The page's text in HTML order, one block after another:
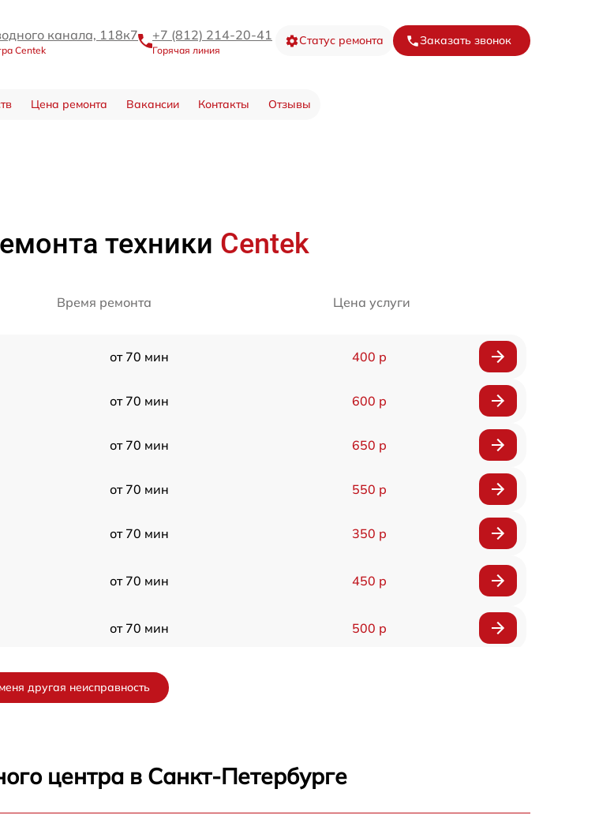
канала, 118к7
Centek
+7 (812) 214-20-41
Горячая линия
Статус ремонта Заказать звонок
Цена ремонта Вакансии Контакты Отзывы
техники Centek
Время ремонта Цена услуги
от 70 мин 400 р
от 70 мин 600 р
от 70 мин 650 р
от 70 мин 550 р
от 70 мин 350 р
от 70 мин 450 р
от 70 мин 500 р
от 70 мин
другая неисправность
центра в Санкт-Петербурге